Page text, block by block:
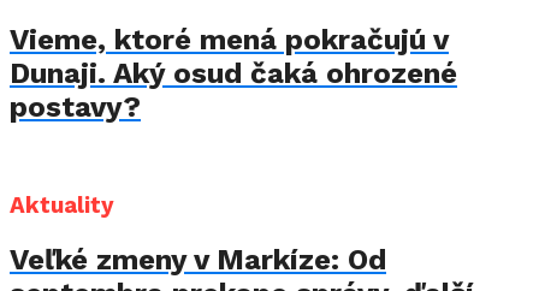
Vieme, ktoré mená pokračujú v
Dunaji. Aký osud čaká ohrozené
postavy?
Aktuality
Veľké zmeny v Markíze: Od